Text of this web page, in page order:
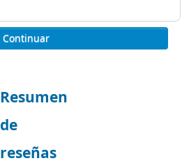
Continuar
Resumen
de
reseñas